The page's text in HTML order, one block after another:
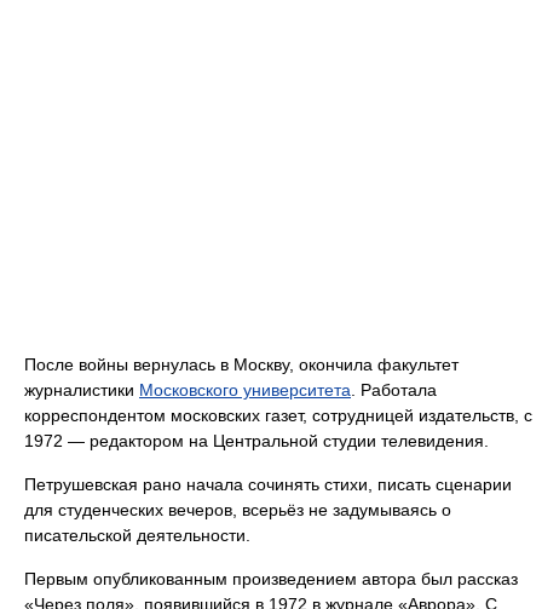
После войны вернулась в Москву, окончила факультет
журналистики Московского университета . Работала
корреспондентом московских газет, сотрудницей издательств, с
1972 — редактором на Центральной студии телевидения.
Петрушевская рано начала сочинять стихи, писать сценарии
для студенческих вечеров, всерьёз не задумываясь о
писательской деятельности.
Первым опубликованным произведением автора был рассказ
«Через поля», появившийся в 1972 в журнале «Аврора». С